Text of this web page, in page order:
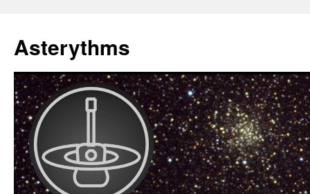
Asterythms